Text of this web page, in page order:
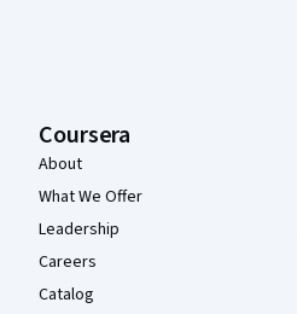
Coursera
About
What We Offer
Leadership
Careers
Catalog